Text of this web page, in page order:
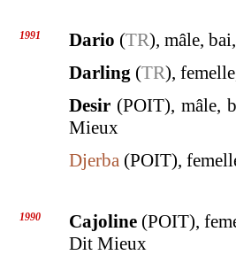
1991 Dario (TR), mâle,
Darling (TR),
Desir (POIT), mâle,
Mieux
Djerba (POIT),
1990 Cajoline (POIT),
Dit Mieux